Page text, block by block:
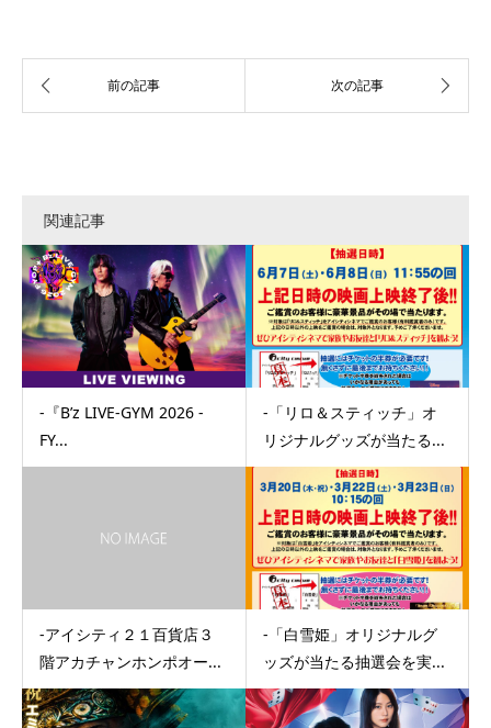
関連記事
-『B’z LIVE-GYM 2026 -
FY...
-「リロ＆スティッチ」オ
リジナルグッズが当たる...
-アイシティ２１百貨店３
階アカチャンホンポオー...
-「白雪姫」オリジナルグ
ッズが当たる抽選会を実...